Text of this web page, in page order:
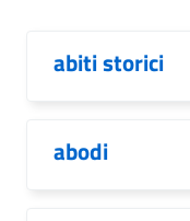
abiti storici
abodi